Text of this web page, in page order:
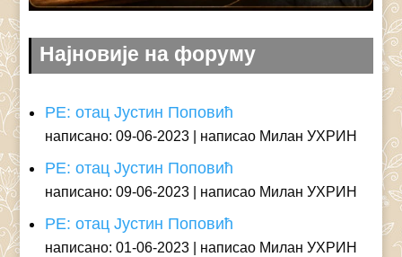
Најновије на форуму
РЕ: отац Јустин Поповић
написано: 09-06-2023 написао Милан УХРИН
РЕ: отац Јустин Поповић
написано: 09-06-2023 написао Милан УХРИН
РЕ: отац Јустин Поповић
написано: 01-06-2023 написао Милан УХРИН